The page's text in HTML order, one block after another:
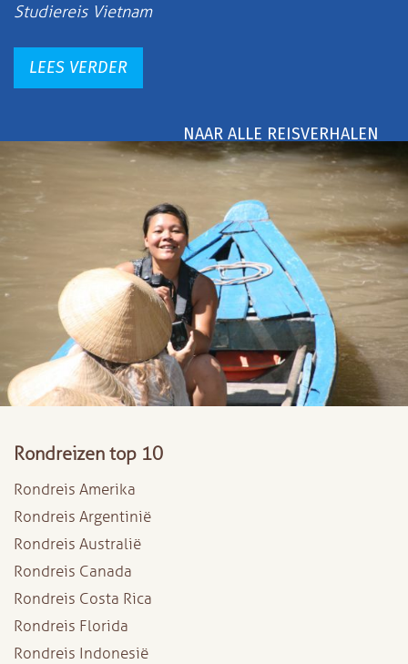
Studiereis Vietnam
LEES VERDER
NAAR ALLE REISVERHALEN
Rondreizen top 10
Rondreis Amerika
Rondreis Argentinië
Rondreis Australië
Rondreis Canada
Rondreis Costa Rica
Rondreis Florida
Rondreis Indonesië